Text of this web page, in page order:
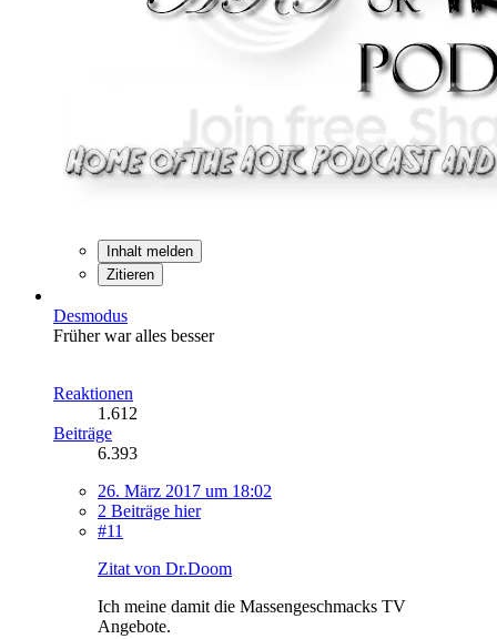
Inhalt melden
Zitieren
Desmodus
Früher war alles besser
Reaktionen
1.612
Beiträge
6.393
26. März 2017 um 18:02
2 Beiträge hier
#11
Zitat von Dr.Doom
Ich meine damit die Massengeschmacks TV
Angebote.